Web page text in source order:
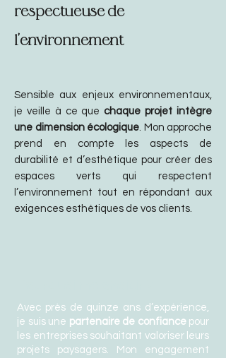
respectueuse de
l'environnement
Avec près de quinze ans d’expérience,
je suis une partenaire de confiancepour
les entreprises souhaitant valoriser leurs
projets paysagers. Mon engagement
Sensible aux enjeux environnementaux,
je veille à ce quechaque projet intègre
une dimension écologique. Mon approche
prend en compte les aspects de
durabilité et d’esthétique pour créer des
espaces verts qui respectent
l’environnement tout en répondant aux
exigences esthétiques de vos clients.